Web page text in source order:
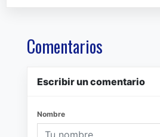
Comentarios
Escribir un comentario
Nombre